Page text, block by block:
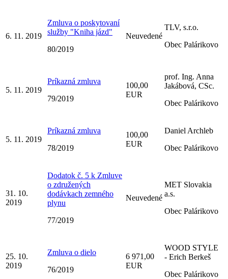
6. 11. 2019
Zmluva o poskytovaní
služby "Kniha jázd"
80/2019
Neuvedené
TLV, s.r.o.
Obec Palárikovo
5. 11. 2019
Príkazná zmluva
79/2019
100,00
EUR
prof. Ing. Anna
Jakábová, CSc.
Obec Palárikovo
5. 11. 2019
Príkazná zmluva
78/2019
100,00
EUR
Daniel Archleb
Obec Palárikovo
31. 10.
2019
Dodatok č. 5 k Zmluve
o združených
dodávkach zemného
plynu
77/2019
Neuvedené
MET Slovakia
a.s.
Obec Palárikovo
25. 10.
2019
Zmluva o dielo
76/2019
6 971,00
EUR
WOOD STYLE
- Erich Berkeš
Obec Palárikovo